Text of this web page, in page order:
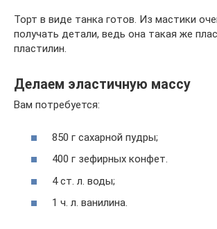
Торт в виде танка готов. Из мастики
получать детали, ведь она такая же
пластилин.
Делаем эластичную массу
Вам потребуется:
850 г сахарной пудры;
400 г зефирных конфет.
4 ст. л. воды;
1 ч. л. ванилина.